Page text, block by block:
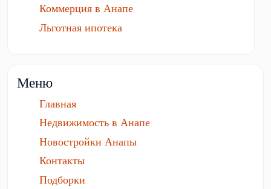
Коммерция в Анапе
Льготная ипотека
Меню
Главная
Недвижимость в Анапе
Новостройки Анапы
Контакты
Подборки